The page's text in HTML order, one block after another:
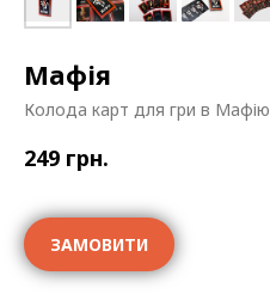
Мафія
Колода карт для гри в Мафію
249 грн.
ЗАМОВИТИ